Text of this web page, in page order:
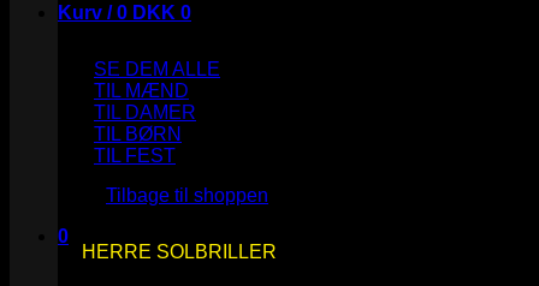
Kurv /0 DKK 0
Ingen varer i kurven.
Tilbage til shoppen
0
Kurv
SE DEM ALLE
TIL MÆND
TIL DAMER
TIL BØRN
TIL FEST
HERRE SOLBRILLER